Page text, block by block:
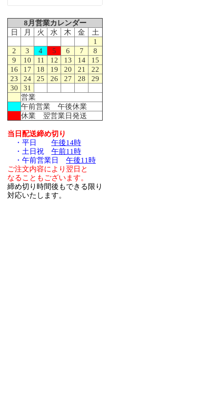
8月営業カレンダー
日
月 火 水 木 金
土
1
2
3 4 5 6 7
8
9
10 11 12 13 14
15
16
17 18 19 20 21
22
23
24 25 26 27 28
29
30
31
営業
午前営業 午後休業
休業 翌営業日発送
当日配送締め切り
・平日 午後14時
・土日祝 午前11時
・午前営業日 午後11時
ご注文内容により翌日と
なることもございます。
締め切り時間後もできる限り
対応いたします。